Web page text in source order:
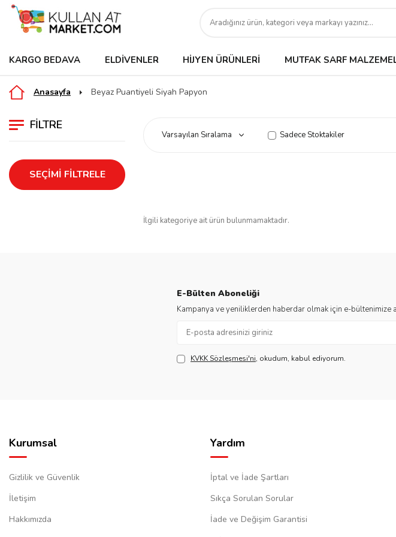
KARGO BEDAVA ELDIVENLER HIJYEN ÜRÜNLERI MUTFAK SARF
Anasayfa Beyaz Puantiyeli Siyah Papyon
FILTRE
SEÇIMI FILTRELE
Sadece Stoktakiler
İlgili kategoriye ait ürün bulunmamaktadır.
E-Bülten Aboneliği
Kampanya ve yeniliklerden haberdar olmak için e-bültenimize
KVKK Sözleşmesi'ni, okudum, kabul ediyorum.
Kurumsal
Gizlilik ve Güvenlik
İletişim
Hakkımızda
Yardım
İptal ve İade Şartları
Sıkça Sorulan Sorular
İade ve Değişim Garantisi